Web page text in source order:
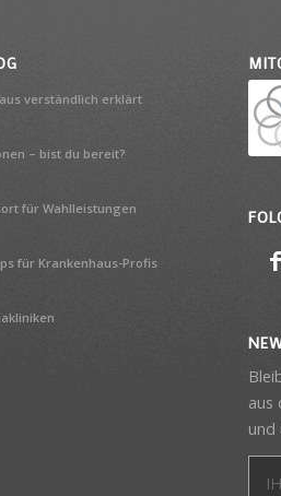
verständlich erklärt
– bist du bereit?
für Wahlleistungen
für Krankenhaus-Profis
aus
und